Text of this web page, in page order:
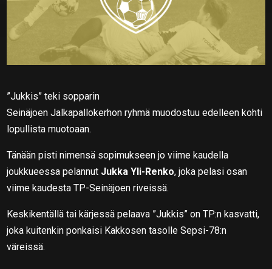
”Jukkis” teki sopparin
Seinäjoen Jalkapallokerhon ryhmä muodostuu edelleen kohti
lopullista muotoaan.
Tänään pisti nimensä sopimukseen jo viime kaudella
joukkueessa pelannut Jukka Yli-Renko, joka pelasi osan
viime kaudesta TP-Seinäjoen riveissä.
Keskikentällä tai kärjessä pelaava ”Jukkis” on TP:n kasvatti,
joka kuitenkin ponkaisi Kakkosen tasolle Sepsi-78:n
väreissä.